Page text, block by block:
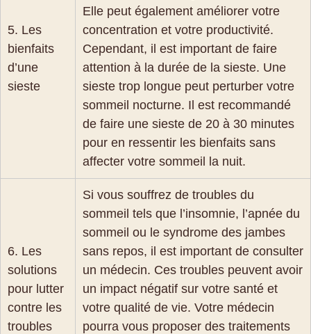
5. Les
bienfaits
d’une
sieste
Elle peut également améliorer votre
concentration et votre productivité.
Cependant, il est important de faire
attention à la durée de la sieste. Une
sieste trop longue peut perturber votre
sommeil nocturne. Il est recommandé
de faire une sieste de 20 à 30 minutes
pour en ressentir les bienfaits sans
affecter votre sommeil la nuit.
6. Les
solutions
pour lutter
contre les
troubles
Si vous souffrez de troubles du
sommeil tels que l’insomnie, l’apnée du
sommeil ou le syndrome des jambes
sans repos, il est important de consulter
un médecin. Ces troubles peuvent avoir
un impact négatif sur votre santé et
votre qualité de vie. Votre médecin
pourra vous proposer des traitements